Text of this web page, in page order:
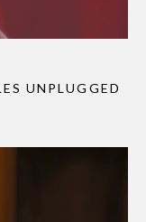
UNPLUGGED